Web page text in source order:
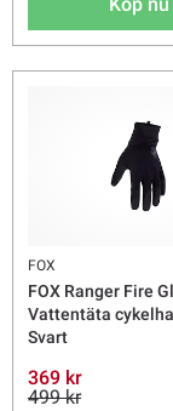
FOX
FOX Ranger Fire
Vattentäta
Svart
369 kr
499 kr